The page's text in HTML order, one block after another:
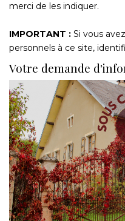
merci de les indiquer.
IMPORTANT : Si vous
personnels à ce site,
Votre demande